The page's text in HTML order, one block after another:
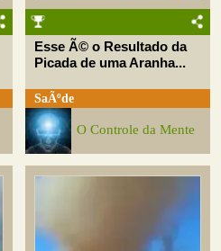
Esse Ã© o Resultado da
Picada de uma Aranha...
SaÃºde
O Controle da Mente